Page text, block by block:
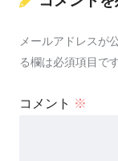
メールアドレスが
る欄は必須項目で
コメント ※